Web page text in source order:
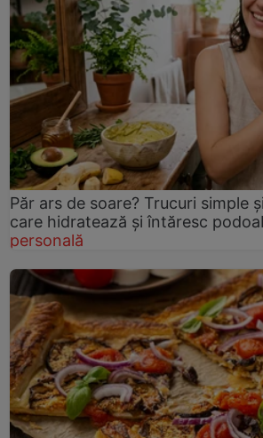
Păr ars de soare? Trucuri simple
care hidratează și întăresc
personală